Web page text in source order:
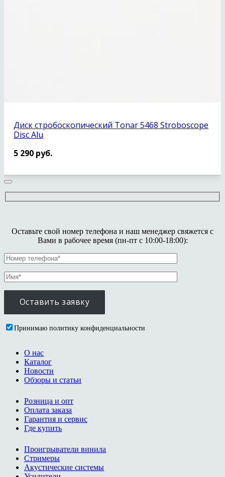
Диск стробоскопический Tonar 5468 Stroboscope
Disc Alu
5 290 руб.
Оставьте свой номер телефона и наш менеджер свяжется с
Вами в рабочее время (пн-пт с 10:00-18:00):
Принимаю политику конфиденциальности
О нас
Каталог
Новости
Обзоры и статьи
Розница и опт
Оплата заказа
Гарантия и сервис
Где купить
Проигрыватели винила
Стримеры
Акустические системы